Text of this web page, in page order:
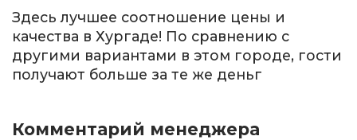
Здесь лучшее соотношение цены и
качества в Хургаде! По сравнению с
другими вариантами в этом городе, гости
получают больше за те же деньг
Комментарий менеджера